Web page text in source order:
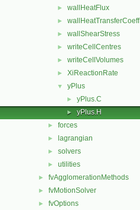
► wallHeatFlux
► wallHeatTransferCoeff
► wallShearStress
► writeCellCentres
► writeCellVolumes
► XiReactionRate
▼ yPlus
► yPlus.C
► yPlus.H
► forces
► lagrangian
► solvers
► utilities
► fvAgglomerationMethods
► fvMotionSolver
► fvOptions